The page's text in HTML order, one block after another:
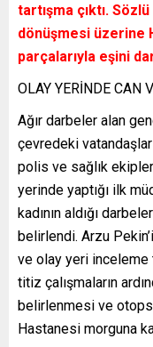
tartışma çıktı.
dönüşmesi üzerine
parçalarıyla eşini
OLAY YERİNDE CAN
Ağır darbeler alan
çevredeki
polis ve sağlık
yerinde yaptığı ilk
kadının aldığı
belirlendi. Arzu
ve olay yeri
titiz çalışmaların
belirlenmesi ve
Hastanesi morguna